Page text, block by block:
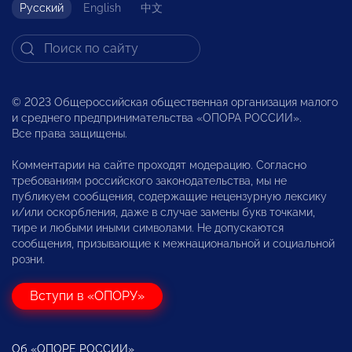
Русский English 中文
© 2023 Общероссийская общественная организация малого
и среднего предпринимательства «ОПОРА РОССИИ».
Все права защищены.
Комментарии на сайте проходят модерацию. Согласно
требованиям российского законодательства, мы не
публикуем сообщения, содержащие нецензурную лексику
и/или оскорбления, даже в случае замены букв точками,
тире и любыми иными символами. Не допускаются
сообщения, призывающие к межнациональной и социальной
розни.
Вступи в «ОПОРУ»
Об «ОПОРЕ РОССИИ»